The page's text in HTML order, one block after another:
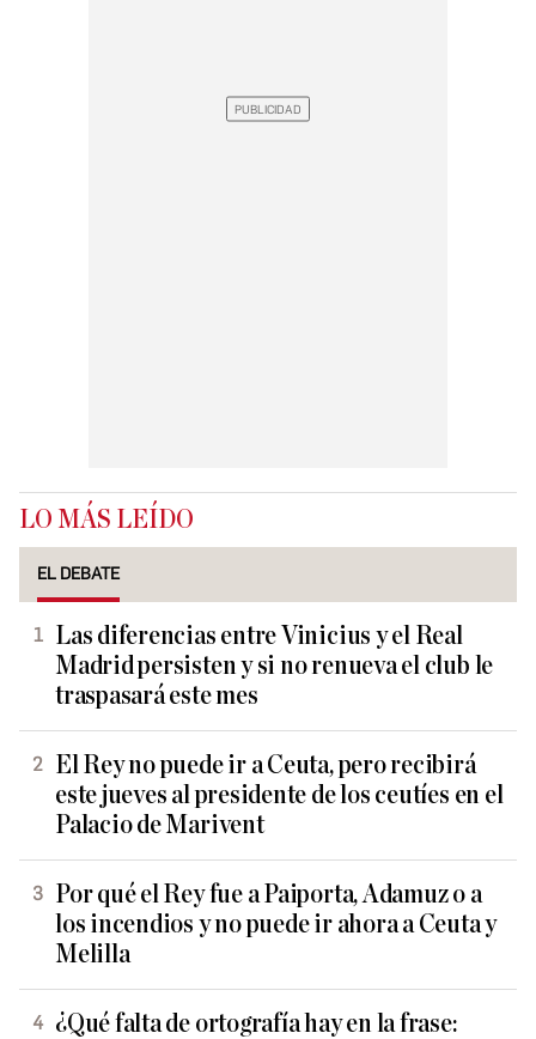
LO MÁS LEÍDO
EL DEBATE
Las diferencias entre Vinicius y el Real
Madrid persisten y si no renueva el club le
traspasará este mes
El Rey no puede ir a Ceuta, pero recibirá
este jueves al presidente de los ceutíes en el
Palacio de Marivent
Por qué el Rey fue a Paiporta, Adamuz o a
los incendios y no puede ir ahora a Ceuta y
Melilla
¿Qué falta de ortografía hay en la frase: